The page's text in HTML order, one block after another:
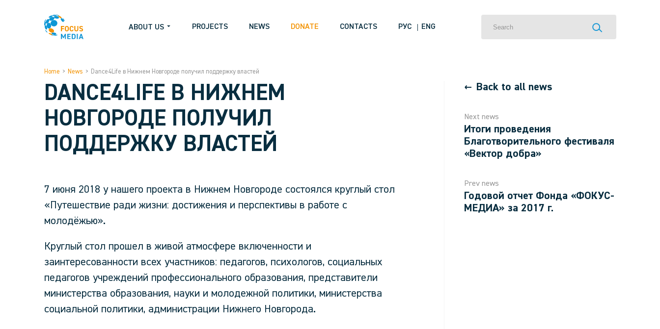
ABOUT US PROJECTS NEWS DONATE CONTACTS РУС ENG
Home > News > Dance4Life в Нижнем Новгороде получил поддержку властей
DANCE4LIFE В НИЖНЕМ
НОВГОРОДЕ ПОЛУЧИЛ
ПОДДЕРЖКУ ВЛАСТЕЙ
7 июня 2018 у нашего проекта в Нижнем Новгороде состоялся круглый стол
«Путешествие ради жизни: достижения и перспективы в работе с
молодёжью».
Круглый стол прошел в живой атмосфере включенности и
заинтересованности всех участников: педагогов, психологов, социальных
педагогов учреждений профессионального образования, представители
министерства образования, науки и молодежной политики, министерства
социальной политики, администрации Нижнего Новгорода.
Back to all news
Next news
Итоги проведения
Благотворительного фестиваля
«Вектор добра»
Prev news
Годовой отчет Фонда «ФОКУС-
МЕДИА» за 2017 г.